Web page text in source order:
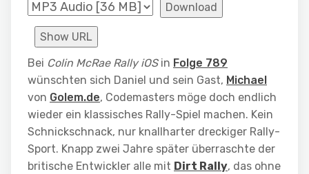
Download
Show URL
Bei Colin McRae Rally iOSin Folge 789
wünschten sich Daniel und sein Gast, Michael
von Golem.de, Codemasters möge doch endlich
wieder ein klassisches Rally-Spiel machen. Kein
Schnickschnack, nur knallharter dreckiger Rally-
Sport. Knapp zwei Jahre später überraschte der
britische Entwickler alle mit Dirt Rally, das ohne